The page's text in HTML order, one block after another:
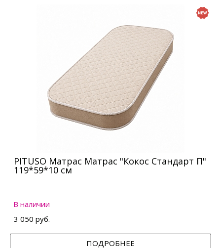
PITUSO Матрас Матрас "Кокос Стандарт П"
119*59*10 см
В наличии
3 050 руб.
ПОДРОБНЕЕ